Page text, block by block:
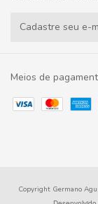
Meios de
Copyright Germano